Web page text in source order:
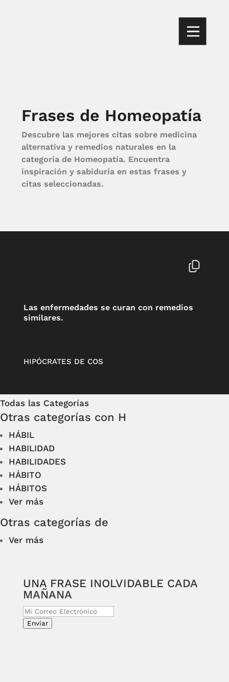
Frases de Homeopatía
Descubre las mejores citas sobre medicina
alternativa y remedios naturales en la
categoría de Homeopatía. Encuentra
inspiración y sabiduría en estas frases y
citas seleccionadas.
Las enfermedades se curan con remedios
similares.
HIPÓCRATES DE COS
Todas las Categorías
Otras categorías con H
HÁBIL
HABILIDAD
HABILIDADES
HÁBITO
HÁBITOS
Ver más
Otras categorías de
Ver más
UNA FRASE INOLVIDABLE CADA
MAÑANA
Enviar